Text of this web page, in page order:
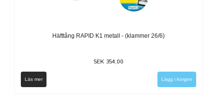
Häfttång RAPID K1 metall - (klammer 26/6)
SEK 354,00
Läs mer